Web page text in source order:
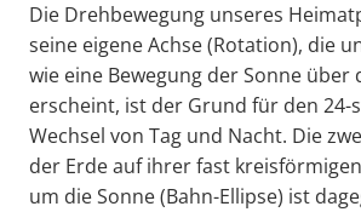
Die Drehbewegung unseres
seine eigene Achse (Rotation), die
wie eine Bewegung der Sonne über
erscheint, ist der Grund für den 24-
Wechsel von Tag und Nacht. Die
der Erde auf ihrer fast
um die Sonne (Bahn-Ellipse) ist